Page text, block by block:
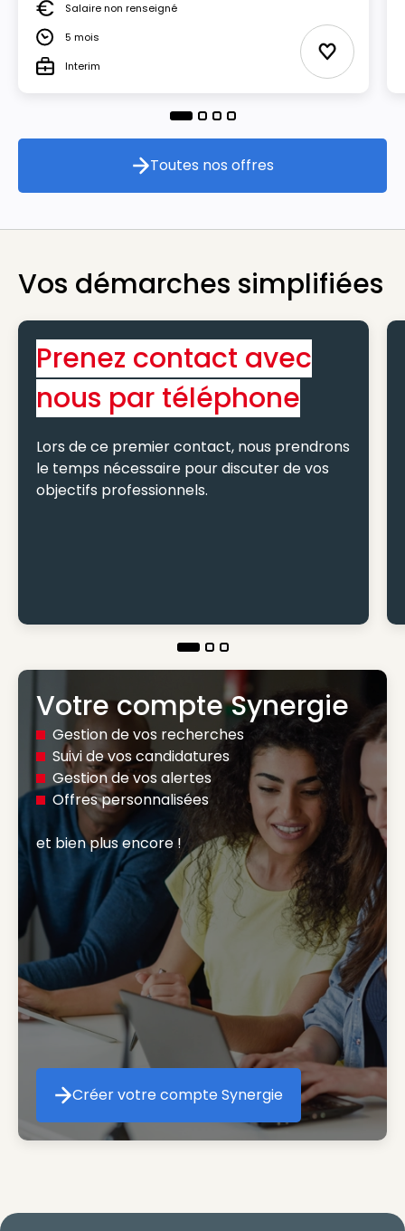
SalaireSalaire non renseigné
Durée5 mois
TypeInterim Ajouter
Toutes nos offres
Toutes nos offres
Vos démarches simplifiées
Prenez contact avec
nous par téléphone
Lors de ce premier contact, nous prendrons
le temps nécessaire pour discuter de vos
objectifs professionnels.
Votre compte Synergie
Gestion de vos recherches
Suivi de vos candidatures
Gestion de vos alertes
Offres personnalisées
et bien plus encore !
Créer votre compte Synergie
Créer votre compte Synergie